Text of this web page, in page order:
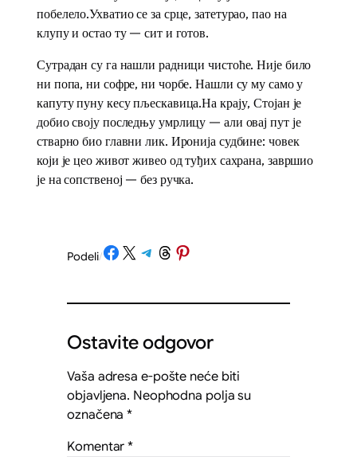
побелело.Ухватио се за срце, затетурао, пао на
клупу и остао ту — сит и готов.
Сутрадан су га нашли радници чистоће. Није било
ни попа, ни софре, ни чорбе. Нашли су му само у
капуту пуну кесу пљескавица.На крају, Стојан је
добио своју последњу умрлицу — али овај пут је
стварно био главни лик. Иронија судбине: човек
који је цео живот живео од туђих сахрана, завршио
је на сопственој — без ручка.
Podeli/Share on Facebook
Share on X Share on Telegram
Share on Threads
Share on Pinterest
Ostavite odgovor
Vaša adresa e-pošte neće biti
objavljena. Neophodna polja su
označena*
Komentar*